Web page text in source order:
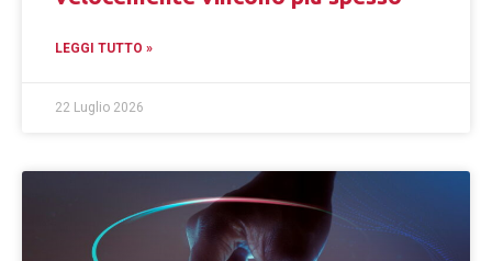
LEGGI TUTTO »
22 Luglio 2026